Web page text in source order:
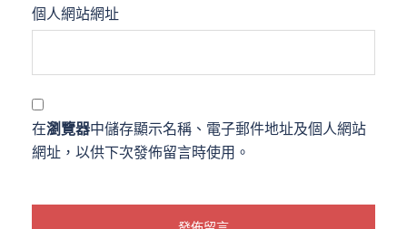
個人網站網址
在瀏覽器中儲存顯示名稱、電子郵件地址及個人網站
網址，以供下次發佈留言時使用。